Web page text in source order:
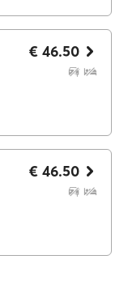
€ 46.50
€ 46.50